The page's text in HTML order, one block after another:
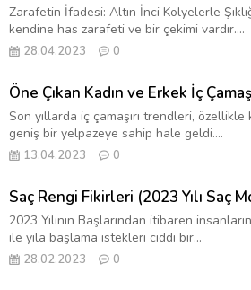
Zarafetin İfadesi: Altın İnci Kolyelerle
kendine has zarafeti ve bir çekimi vardır....
28.04.2023 0
Öne Çıkan Kadın ve Erkek İç
Son yıllarda iç çamaşırı trendleri,
geniş bir yelpazeye sahip hale geldi....
13.04.2023 0
Saç Rengi Fikirleri (2023 Yılı Saç
2023 Yılının Başlarından itibaren
ile yıla başlama istekleri ciddi bir...
28.02.2023 0